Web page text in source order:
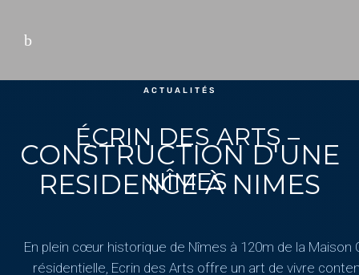
ACTUALITÉS
ÉCRIN DES ARTS –
NÎMES
CONSTRUCTION D'UNE
RESIDENCE À NIMES
En plein cœur historique de Nîmes à 120m de la Maison
résidentielle, Ecrin des Arts offre un art de vivre